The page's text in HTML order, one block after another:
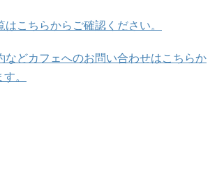
こちらからご確認ください。
などカフェへのお問い合わせはこちらか
。